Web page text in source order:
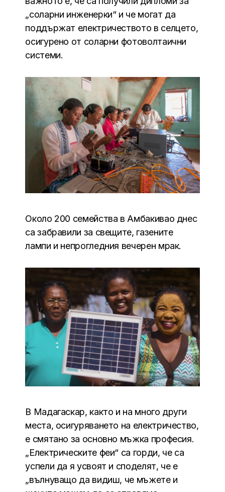
„соларни инженерки“ и че могат да
поддържат електричеството в селцето,
осигурено от соларни фотоволтаични
системи.
Около 200 семейства в Амбакивао днес
са забравили за свещите, газените
лампи и непрогледния вечерен мрак.
В Мадагаскар, както и на много други
места, осигуряването на електричество,
е смятано за основно мъжка професия.
„Електрическите феи“ са горди, че са
успели да я усвоят и споделят, че е
„вълнуващо да видиш, че мъжете и